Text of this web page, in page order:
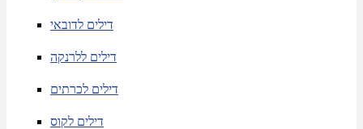
דילים לדובאי
דילים ללרנקה
דילים לכרתים
דילים לקוס